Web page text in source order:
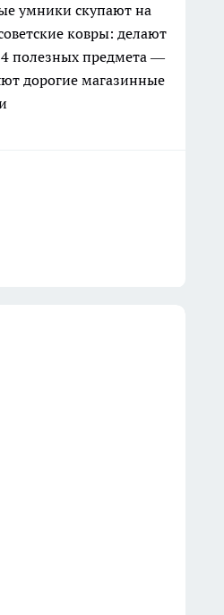
умники скупают на
ковры: делают
полезных предмета —
дорогие магазинные